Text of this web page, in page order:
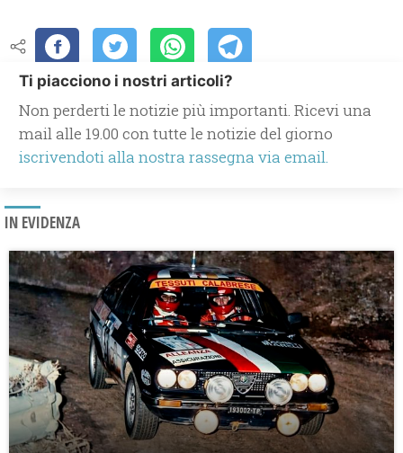
Ti piacciono i nostri articoli?
Non perderti le notizie più importanti. Ricevi una
mail alle 19.00 con tutte le notizie del giorno
iscrivendoti alla nostra rassegna via email.
IN EVIDENZA